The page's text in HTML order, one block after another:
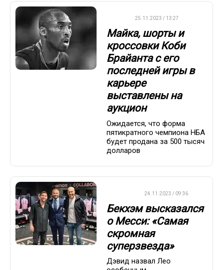
25.11.2023 / 13:27
Майка, шорты и
кроссовки Коби
Брайанта с его
последней игры в
карьере
выставлены на
аукцион
Ожидается, что форма
пятикратного чемпиона НБА
будет продана за 500 тысяч
долларов
24.11.2023 / 09:36
Бекхэм высказался
о Месси: «Самая
скромная
суперзвезда»
Дэвид назвал Лео